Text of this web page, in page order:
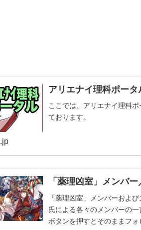
アリエナイ理科ポー
ここでは、アリエナイ理科
ております。
「薬理凶室」メンバ
「薬理凶室」メンバーおよ
氏による各々のメンバーの
ボタンを押すとそのままフォ